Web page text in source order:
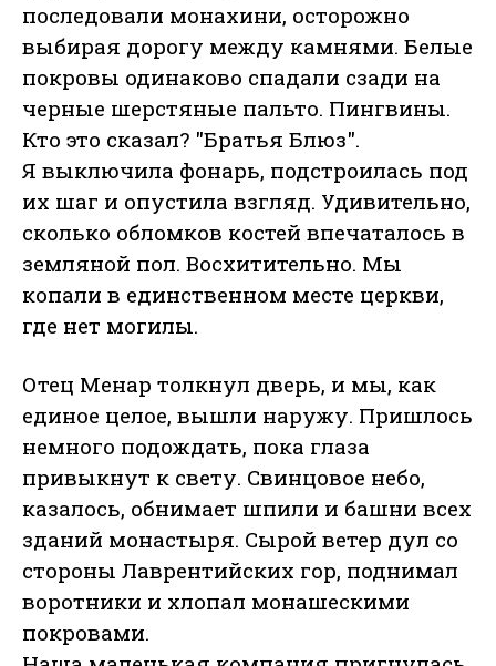
последовали монахини, осторожно
выбирая дорогу между камнями. Белые
покровы одинаково спадали сзади на
черные шерстяные пальто. Пингвины.
Кто это сказал? "Братья Блюз".
Я выключила фонарь, подстроилась под
их шаг и опустила взгляд. Удивительно,
сколько обломков костей впечаталось в
земляной пол. Восхитительно. Мы
копали в единственном месте церкви,
где нет могилы.
Отец Менар толкнул дверь, и мы, как
единое целое, вышли наружу. Пришлось
немного подождать, пока глаза
привыкнут к свету. Свинцовое небо,
казалось, обнимает шпили и башни всех
зданий монастыря. Сырой ветер дул со
стороны Лаврентийских гор, поднимал
воротники и хлопал монашескими
покровами.